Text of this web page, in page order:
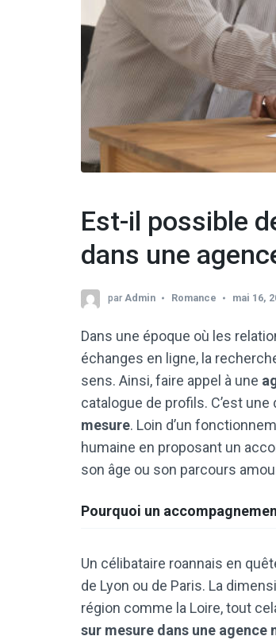
Est-il possible
dans une
parAdmin Romance mai 16,
Dans une époque où les
échanges en ligne, la
sens. Ainsi, faire appel à une
catalogue de profils. C’est
mesure. Loin d’un
humaine en proposant un
son âge ou son parcours
Pourquoi un
Un célibataire roannais en
de Lyon ou de Paris. La
région comme la Loire, tout
sur mesure dans une agence